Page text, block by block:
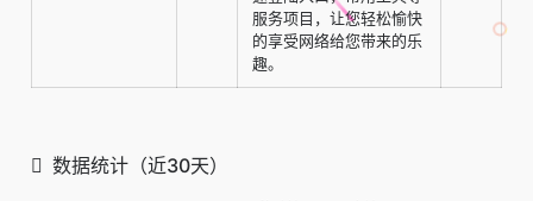
服务项目，让您轻松愉快
的享受网络给您带来的乐
趣。
数据统计（近30天）